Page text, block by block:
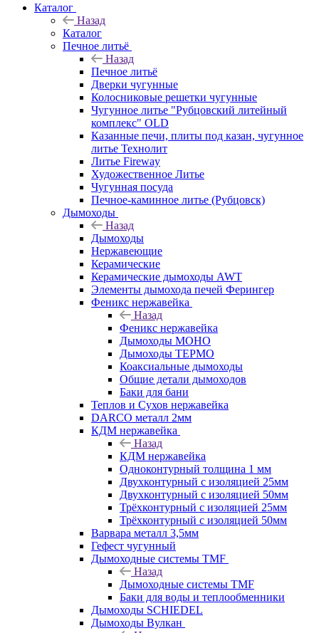
Каталог
Назад
Каталог
Печное литьё
Назад
Печное литьё
Дверки чугунные
Колосниковые решетки чугунные
Чугунное литье "Рубцовский литейный
комплекс" OLD
Казанные печи, плиты под казан, чугунное
литье Технолит
Литье Fireway
Художественное Литье
Чугунная посуда
Печное-каминное литье (Рубцовск)
Дымоходы
Назад
Дымоходы
Нержавеющие
Керамические
Керамические дымоходы AWT
Элементы дымохода печей Ферингер
Феникс нержавейка
Назад
Феникс нержавейка
Дымоходы МОНО
Дымоходы ТЕРМО
Коаксиальные дымоходы
Общие детали дымоходов
Баки для бани
Теплов и Сухов нержавейка
DARCO металл 2мм
КДМ нержавейка
Назад
КДМ нержавейка
Одноконтурный толщина 1 мм
Двухконтурный с изоляцией 25мм
Двухконтурный с изоляцией 50мм
Трёхконтурный с изоляцией 25мм
Трёхконтурный с изоляцией 50мм
Варвара металл 3,5мм
Гефест чугунный
Дымоходные системы TMF
Назад
Дымоходные системы TMF
Баки для воды и теплообменники
Дымоходы SCHIEDEL
Дымоходы Вулкан